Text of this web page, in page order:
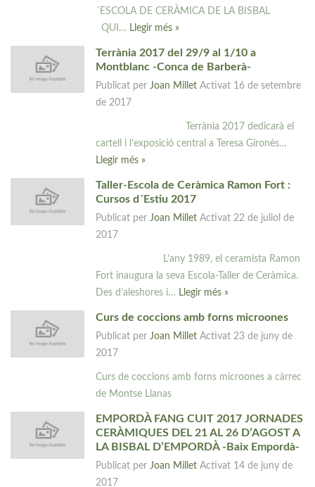
´ESCOLA DE CERÀMICA DE LA BISBAL
QUI… Llegir més »
Terrània 2017 del 29/9 al 1/10 a
Montblanc -Conca de Barberà-
Publicat perJoan Millet Activat 16 de setembre
de 2017
Terrània 2017 dedicarà el
cartell i l’exposició central a Teresa Gironès…
Llegir més »
Taller-Escola de Ceràmica Ramon Fort :
Cursos d´Estiu 2017
Publicat perJoan Millet Activat22 de juliol de
2017
L’any 1989, el ceramista Ramon
Fort inaugura la seva Escola-Taller de Ceràmica.
Des d’aleshores i… Llegir més »
Curs de coccions amb forns microones
Publicat perJoan Millet Activat23 de juny de
2017
Curs de coccions amb forns microones a càrrec
de Montse Llanas
EMPORDÀ FANG CUIT 2017 JORNADES
CERÀMIQUES DEL 21 AL 26 D’AGOST A
LA BISBAL D’EMPORDÀ -Baix Empordà-
Publicat perJoan Millet Activat 14 de juny de
2017